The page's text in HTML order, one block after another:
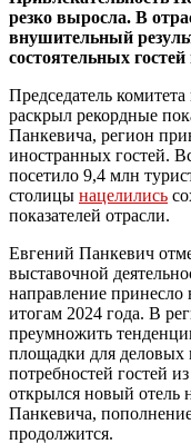
резко выросла. В
внушительный
состоятельных гостей
Председатель
раскрыл рекордные
Панкевича, регион
иностранных гостей.
посетило 9,4 млн
столицы нацелились
показателей отрасли.
Евгений Панкевич
выставочной
направление принесло
итогам 2024 года. В
преумножить
площадки для деловых
потребностей гостей
открылся новый отель
Панкевича,
продолжится.